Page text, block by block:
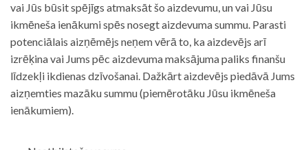
vai Jūs būsit spējīgs atmaksāt šo aizdevumu, un vai Jūsu
ikmēneša ienākumi spēs nosegt aizdevuma summu. Parasti
potenciālais aizņēmējs neņem vērā to, ka aizdevējs arī
izrēķina vai Jums pēc aizdevuma maksājuma paliks finanšu
līdzekļi ikdienas dzīvošanai. Dažkārt aizdevējs piedāvā Jums
aizņemties mazāku summu (piemērotāku Jūsu ikmēneša
ienākumiem).